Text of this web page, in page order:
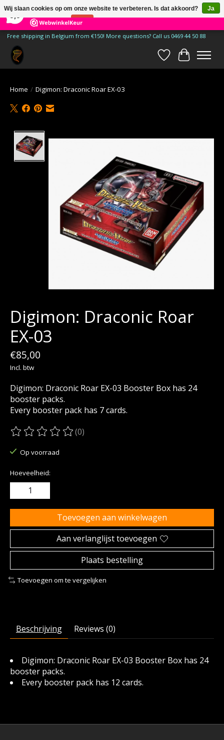
185 Reviews ×
Free shipping in Belgium from €150! More questions? Call us 0469 44 50 88
Verlanglijst
Home / Digimon: Draconic Roar EX-03
Product image slideshow Items
Digimon: Draconic Roar
EX-03
€85,00
Incl. btw
Digimon: Draconic Roar EX-03 Booster Box has 24
booster packs.
Every booster pack has 7 cards.
De beoordeling van dit product is
(0)
Op voorraad
Hoeveelheid:
Toevoegen aan winkelwagen
Aan verlanglijst toevoegen
Plaats bestelling
Toevoegen om te vergelijken
Beschrijving Reviews (0)
Digimon: Draconic Roar EX-03 Booster Box has 24
booster packs.
Every booster pack has 12 cards.
Wij slaan cookies op om onze website te verbeteren. Is dat akkoord?
Ja
Nee